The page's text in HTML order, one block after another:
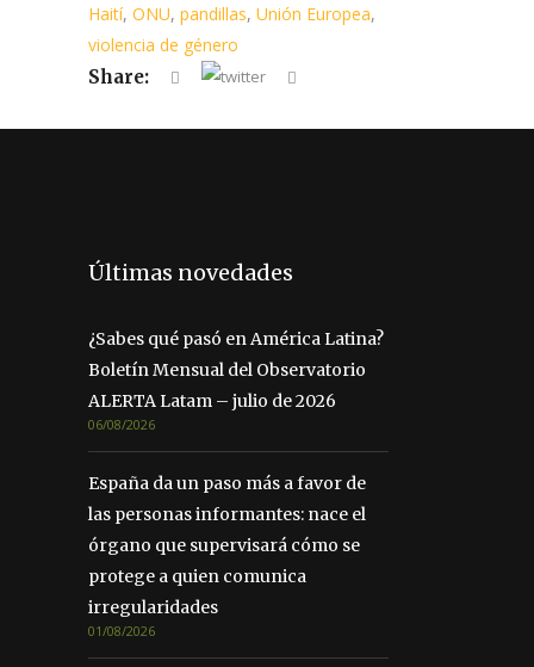
Haití, ONU, pandillas, Unión Europea,
violencia de género
Share:
Últimas novedades
¿Sabes qué pasó en América Latina?
Boletín Mensual del Observatorio
ALERTA Latam – julio de 2026
06/08/2026
España da un paso más a favor de
las personas informantes: nace el
órgano que supervisará cómo se
protege a quien comunica
irregularidades
01/08/2026